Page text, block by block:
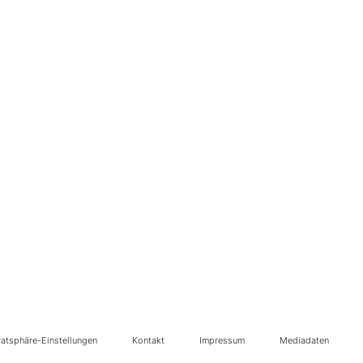
Einstellungen Kontakt Impressum Mediadaten